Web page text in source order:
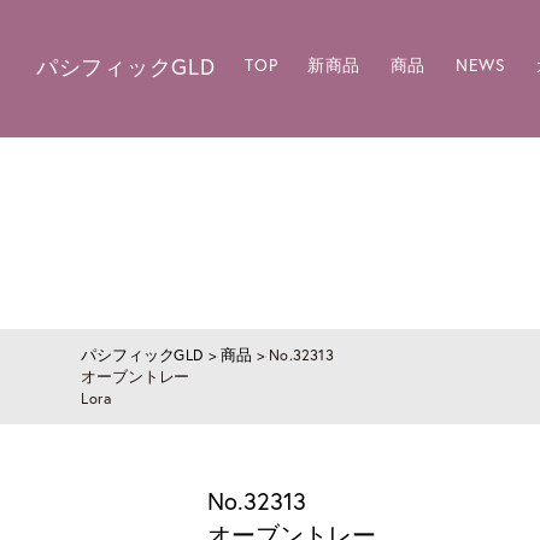
パシフィックGLD TOP 新商品 商品 NEWS
パシフィックGLD >商品 > No.32313
オーブントレー
Lora
No.32313